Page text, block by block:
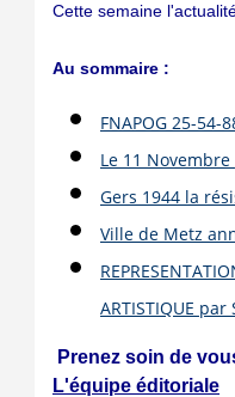
Cette semaine
Au sommaire :
FNAPOG 25-54-
Le 11
Gers 1944 la
Ville de Metz
ARTISTIQUE
Prenez soin de
L'équipe éditoriale